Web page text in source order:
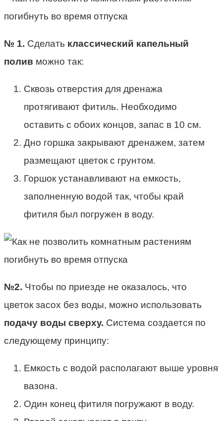
№ 1. Сделать классический капельный
полив можно так:
Сквозь отверстия для дренажа
протягивают фитиль. Необходимо
оставить с обоих концов, запас в 10 см.
Дно горшка закрывают дренажем, затем
размещают цветок с грунтом.
Горшок устанавливают на емкость,
заполненную водой так, чтобы край
фитиля был погружен в воду.
№2. Чтобы по приезде не оказалось, что
цветок засох без воды, можно использовать
подачу воды сверху. Система создается по
следующему принципу:
Емкость с водой располагают выше уровня
вазона.
Один конец фитиля погружают в воду.